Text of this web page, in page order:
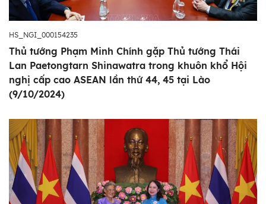
HS_NGI_000154235
Thủ tướng Phạm Minh Chính gặp Thủ tướng Thái
Lan Paetongtarn Shinawatra trong khuôn khổ Hội
nghị cấp cao ASEAN lần thứ 44, 45 tại Lào
(9/10/2024)